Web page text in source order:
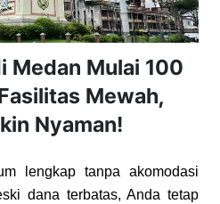
Medan Mulai 100
Mewah,
Nyaman!
lengkap tanpa akomodasi
dana terbatas, Anda tetap